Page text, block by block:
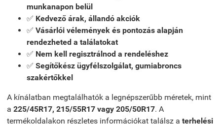
munkanapon belül
✅ Kedvező árak, állandó akciók
✅ Vásárlói vélemények és pontozás alapján
rendezheted a találatokat
✅ Nem kell regisztrálnod a rendeléshez
✅ Segítőkész ügyfélszolgálat, gumiabroncs
szakértőkkel
A kínálatban megtalálhatók a legnépszerűbb méretek, mint
a 225/45R17, 215/55R17 vagy 205/50R17. A
termékoldalakon részletes információkat találsz a terhelési